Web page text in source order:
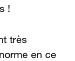
!
très
en ce